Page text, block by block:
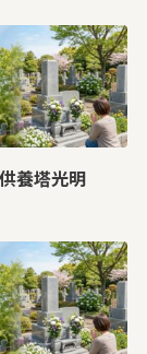
養塔光明